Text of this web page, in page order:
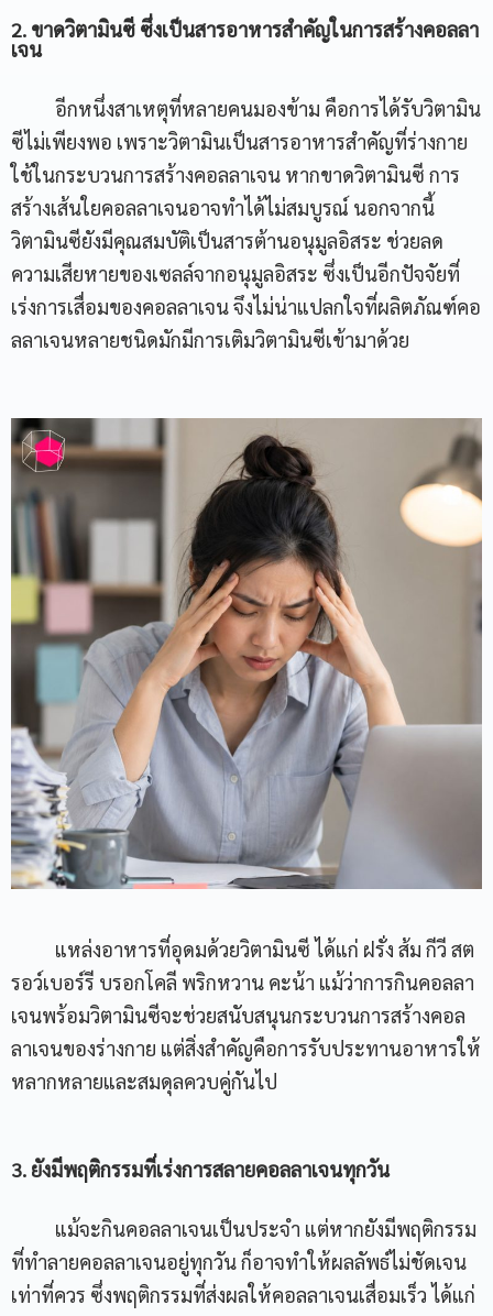
2. ขาดวิตามินซี ซึ่งเป็นสารอาหารสำคัญในการสร้างคอลลา
เจน
อีกหนึ่งสาเหตุที่หลายคนมองข้าม คือการได้รับวิตามิน
ซีไม่เพียงพอ เพราะวิตามินเป็นสารอาหารสำคัญที่ร่างกาย
ใช้ในกระบวนการสร้างคอลลาเจน หากขาดวิตามินซี การ
สร้างเส้นใยคอลลาเจนอาจทำได้ไม่สมบูรณ์ นอกจากนี้
วิตามินซียังมีคุณสมบัติเป็นสารต้านอนุมูลอิสระ ช่วยลด
ความเสียหายของเซลล์จากอนุมูลอิสระ ซึ่งเป็นอีกปัจจัยที่
เร่งการเสื่อมของคอลลาเจน จึงไม่น่าแปลกใจที่ผลิตภัณฑ์คอ
ลลาเจนหลายชนิดมักมีการเติมวิตามินซีเข้ามาด้วย
แหล่งอาหารที่อุดมด้วยวิตามินซี ได้แก่ ฝรั่ง ส้ม กีวี สต
รอว์เบอร์รี บรอกโคลี พริกหวาน คะน้า แม้ว่าการกินคอลลา
เจนพร้อมวิตามินซีจะช่วยสนับสนุนกระบวนการสร้างคอล
ลาเจนของร่างกาย แต่สิ่งสำคัญคือการรับประทานอาหารให้
หลากหลายและสมดุลควบคู่กันไป
3. ยังมีพฤติกรรมที่เร่งการสลายคอลลาเจนทุกวัน
แม้จะกินคอลลาเจนเป็นประจำ แต่หากยังมีพฤติกรรม
ที่ทำลายคอลลาเจนอยู่ทุกวัน ก็อาจทำให้ผลลัพธ์ไม่ชัดเจน
เท่าที่ควร ซึ่งพฤติกรรมที่ส่งผลให้คอลลาเจนเสื่อมเร็ว ได้แก่